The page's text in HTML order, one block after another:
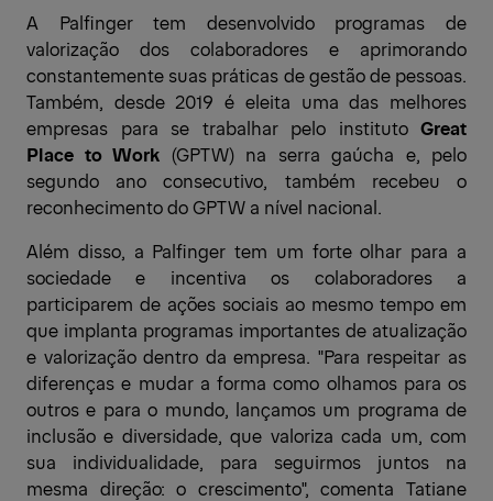
A Palfinger tem desenvolvido programas de
valorização dos colaboradores e aprimorando
constantemente suas práticas de gestão de pessoas.
Também, desde 2019 é eleita uma das melhores
empresas para se trabalhar pelo instituto Great
Place to Work (GPTW) na serra gaúcha e, pelo
segundo ano consecutivo, também recebeu o
reconhecimento do GPTW a nível nacional.
Além disso, a Palfinger tem um forte olhar para a
sociedade e incentiva os colaboradores a
participarem de ações sociais ao mesmo tempo em
que implanta programas importantes de atualização
e valorização dentro da empresa. "Para respeitar as
diferenças e mudar a forma como olhamos para os
outros e para o mundo, lançamos um programa de
inclusão e diversidade, que valoriza cada um, com
sua individualidade, para seguirmos juntos na
mesma direção: o crescimento", comenta Tatiane